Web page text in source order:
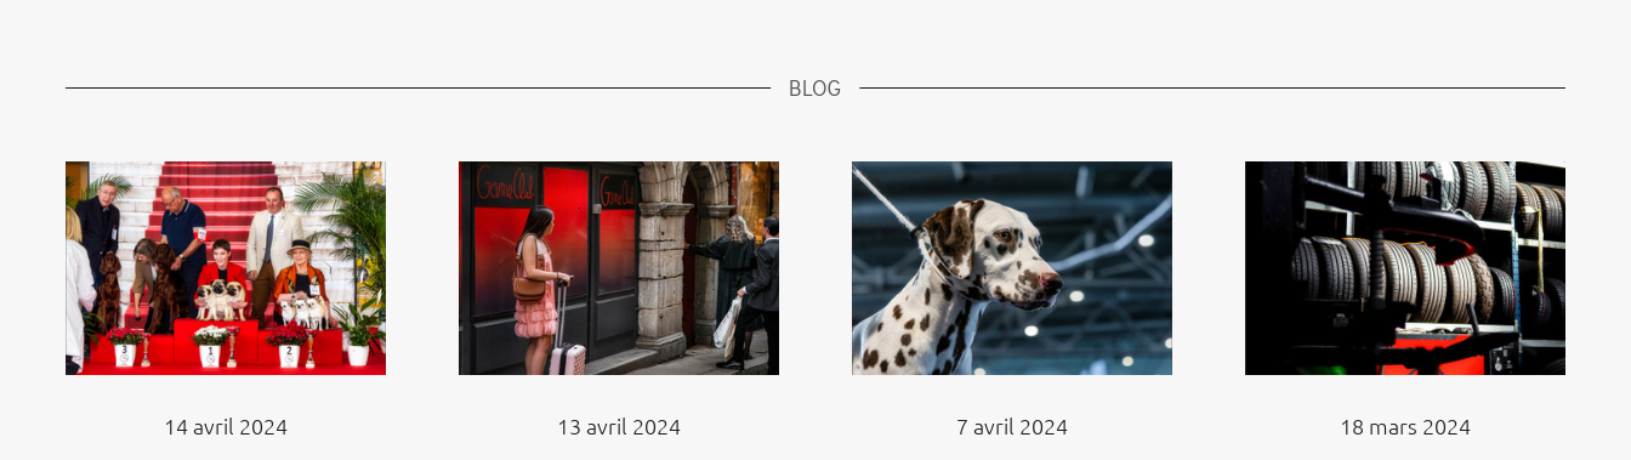
BLOG
14 avril 2024 13 avril 2024 7 avril 2024 18 mars 2024